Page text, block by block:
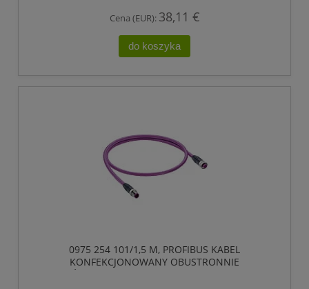
Cena (EUR): 38,11 €
do koszyka
0975 254 101/1,5 M, PROFIBUS KABEL
KONFEKCJONOWANY OBUSTRONNIE
ZAKOŃCZONY, ZŁĄCZE MĘSKIE M12 DO ZŁĄCZE